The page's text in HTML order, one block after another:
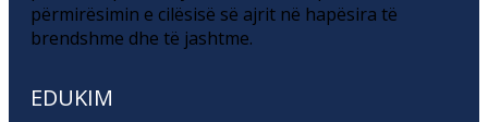
përmirësimin e cilësisë së ajrit në hapësira të
brendshme dhe të jashtme.
EDUKIM